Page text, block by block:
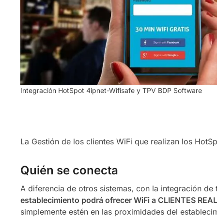
Integración HotSpot 4ipnet-Wifisafe y TPV BDP Software
La Gestión de los clientes WiFi que realizan los
Quién se conecta
A diferencia de otros sistemas, con la integración
establecimiento podrá ofrecer WiFi a CLIENTES
simplemente estén en las proximidades del